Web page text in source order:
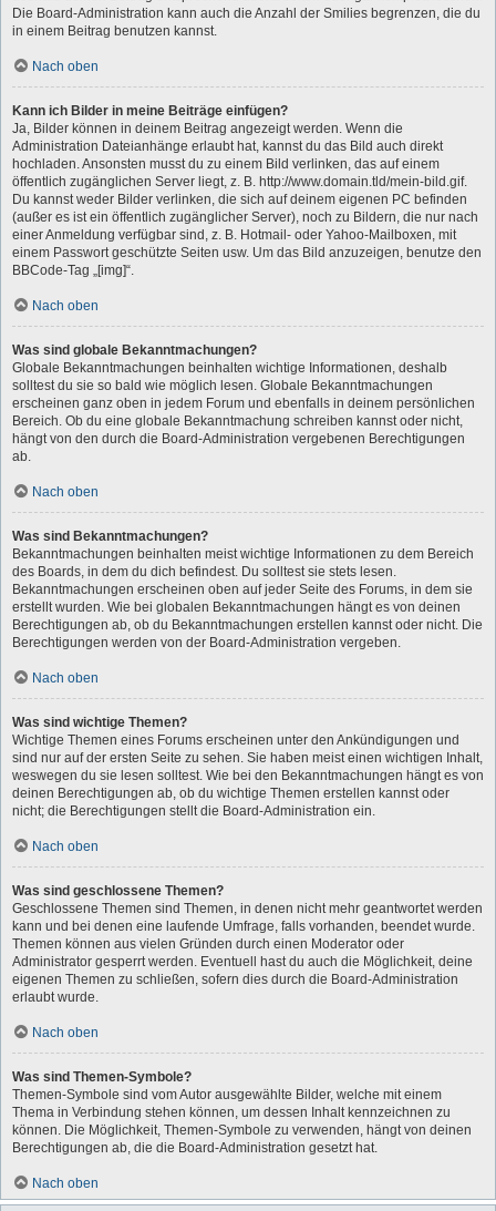
Die Board-Administration kann auch die Anzahl der Smilies begrenzen, die du
in einem Beitrag benutzen kannst.
Nach oben
Kann ich Bilder in meine Beiträge einfügen?
Ja, Bilder können in deinem Beitrag angezeigt werden. Wenn die
Administration Dateianhänge erlaubt hat, kannst du das Bild auch direkt
hochladen. Ansonsten musst du zu einem Bild verlinken, das auf einem
öffentlich zugänglichen Server liegt, z. B. http://www.domain.tld/mein-bild.gif.
Du kannst weder Bilder verlinken, die sich auf deinem eigenen PC befinden
(außer es ist ein öffentlich zugänglicher Server), noch zu Bildern, die nur nach
einer Anmeldung verfügbar sind, z. B. Hotmail- oder Yahoo-Mailboxen, mit
einem Passwort geschützte Seiten usw. Um das Bild anzuzeigen, benutze den
BBCode-Tag „[img]“.
Nach oben
Was sind globale Bekanntmachungen?
Globale Bekanntmachungen beinhalten wichtige Informationen, deshalb
solltest du sie so bald wie möglich lesen. Globale Bekanntmachungen
erscheinen ganz oben in jedem Forum und ebenfalls in deinem persönlichen
Bereich. Ob du eine globale Bekanntmachung schreiben kannst oder nicht,
hängt von den durch die Board-Administration vergebenen Berechtigungen
ab.
Nach oben
Was sind Bekanntmachungen?
Bekanntmachungen beinhalten meist wichtige Informationen zu dem Bereich
des Boards, in dem du dich befindest. Du solltest sie stets lesen.
Bekanntmachungen erscheinen oben auf jeder Seite des Forums, in dem sie
erstellt wurden. Wie bei globalen Bekanntmachungen hängt es von deinen
Berechtigungen ab, ob du Bekanntmachungen erstellen kannst oder nicht. Die
Berechtigungen werden von der Board-Administration vergeben.
Nach oben
Was sind wichtige Themen?
Wichtige Themen eines Forums erscheinen unter den Ankündigungen und
sind nur auf der ersten Seite zu sehen. Sie haben meist einen wichtigen Inhalt,
weswegen du sie lesen solltest. Wie bei den Bekanntmachungen hängt es von
deinen Berechtigungen ab, ob du wichtige Themen erstellen kannst oder
nicht; die Berechtigungen stellt die Board-Administration ein.
Nach oben
Was sind geschlossene Themen?
Geschlossene Themen sind Themen, in denen nicht mehr geantwortet werden
kann und bei denen eine laufende Umfrage, falls vorhanden, beendet wurde.
Themen können aus vielen Gründen durch einen Moderator oder
Administrator gesperrt werden. Eventuell hast du auch die Möglichkeit, deine
eigenen Themen zu schließen, sofern dies durch die Board-Administration
erlaubt wurde.
Nach oben
Was sind Themen-Symbole?
Themen-Symbole sind vom Autor ausgewählte Bilder, welche mit einem
Thema in Verbindung stehen können, um dessen Inhalt kennzeichnen zu
können. Die Möglichkeit, Themen-Symbole zu verwenden, hängt von deinen
Berechtigungen ab, die die Board-Administration gesetzt hat.
Nach oben